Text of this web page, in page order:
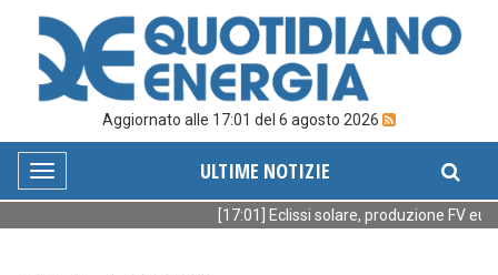
Aggiornato alle 17:01 del 6 agosto 2026
Toggle
navigation
ULTIME NOTIZIE
[17:01] Eclissi solare, produzione FV